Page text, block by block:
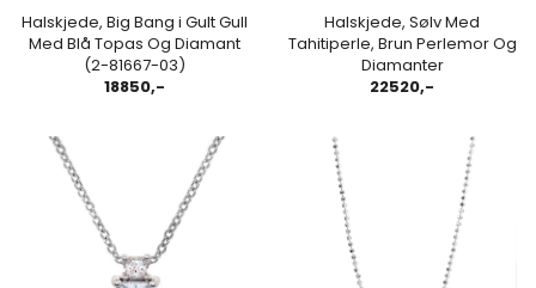
Halskjede, Big Bang i Gult Gull
Med Blå Topas Og Diamant
(2-81667-03)
18850,-
Halskjede, Sølv Med
Tahitiperle, Brun Perlemor Og
Diamanter
22520,-